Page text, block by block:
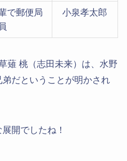
で郵便局
員
小泉孝太郎
薙 桃（志田未来）は、水野
だということが明かされ
開でしたね！